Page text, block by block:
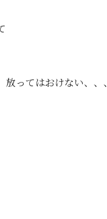
ってはおけない、、、